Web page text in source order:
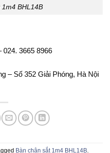
BHL14B
024. 3665 8966
– Số 352 Giải Phóng, Hà Nội
Bàn chân sắt 1m4 BHL14B